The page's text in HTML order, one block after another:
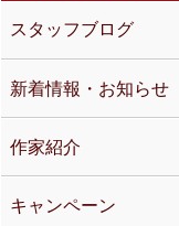
スタッフブログ
新着情報・お知らせ
作家紹介
キャンペーン